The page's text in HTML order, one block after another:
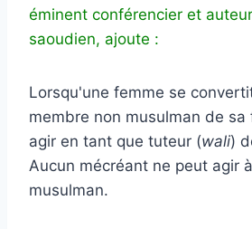
éminent conférencier et
saoudien, ajoute :
Lorsqu'une femme se
membre non musulman de
agir en tant que tuteur (wali)
Aucun mécréant ne peut agir
musulman.